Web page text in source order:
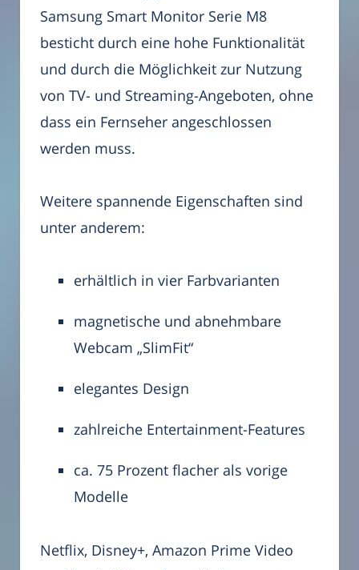
Samsung Smart Monitor Serie M8
besticht durch eine hohe Funktionalität
und durch die Möglichkeit zur Nutzung
von TV- und Streaming-Angeboten, ohne
dass ein Fernseher angeschlossen
werden muss.
Weitere spannende Eigenschaften sind
unter anderem:
erhältlich in vier Farbvarianten
magnetische und abnehmbare
Webcam „SlimFit“
elegantes Design
zahlreiche Entertainment-Features
ca. 75 Prozent flacher als vorige
Modelle
Netflix, Disney+, Amazon Prime Video